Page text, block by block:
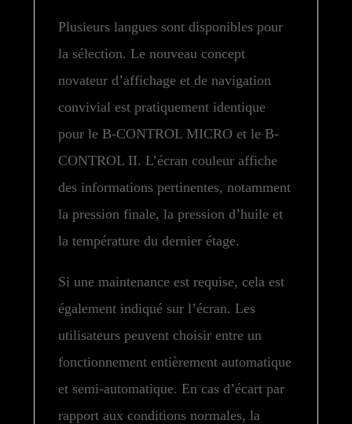
Plusieurs langues sont disponibles pour
la sélection. Le nouveau concept
novateur d’affichage et de navigation
convivial est pratiquement identique
pour le B-CONTROL MICRO et le B-
CONTROL II. L’écran couleur affiche
des informations pertinentes, notamment
la pression finale, la pression d’huile et
la température du dernier étage.
Si une maintenance est requise, cela est
également indiqué sur l’écran. Les
utilisateurs peuvent choisir entre un
fonctionnement entièrement automatique
et semi-automatique. En cas d’écart par
rapport aux conditions normales, la